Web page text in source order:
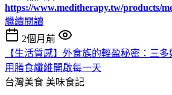
https://www.meditherapy.tw/products/
繼續閱讀
2個月前
【生活質感】外食族的輕盈秘密：三
用膳食纖維開啟每一天
台灣美食 美味食記